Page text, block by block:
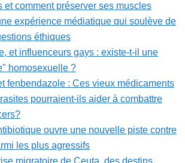
et comment préserver ses muscles
expérience médiatique qui soulève de
éthiques
et influenceurs gays : existe-t-il une
homosexuelle ?
fenbendazole : Ces vieux médicaments
pourraient-ils aider à combattre
ouvre une nouvelle piste contre
les plus agressifs